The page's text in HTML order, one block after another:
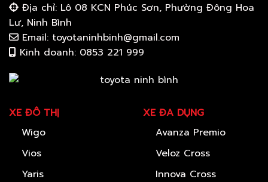
Địa chỉ: Lô 08 KCN Phúc Sơn, Phường Đông Hoa
Lư, Ninh Bình
Email: toyotaninhbinh@gmail.com
Kinh doanh: 0853 221 999
XE ĐÔ THỊ
Wigo
Vios
Yaris
XE ĐA DỤNG
Avanza Premio
Veloz Cross
Innova Cross